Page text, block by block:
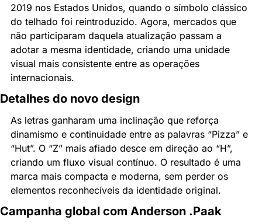
2019 nos Estados Unidos, quando o símbolo clássico
do telhado foi reintroduzido. Agora, mercados que
não participaram daquela atualização passam a
adotar a mesma identidade, criando uma unidade
visual mais consistente entre as operações
internacionais.
Detalhes do novo design
As letras ganharam uma inclinação que reforça
dinamismo e continuidade entre as palavras “Pizza” e
“Hut”. O “Z” mais afiado desce em direção ao “H”,
criando um fluxo visual contínuo. O resultado é uma
marca mais compacta e moderna, sem perder os
elementos reconhecíveis da identidade original.
Campanha global com Anderson .Paak